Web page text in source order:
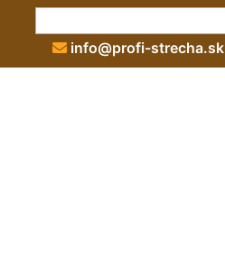
info@profi-strecha.sk